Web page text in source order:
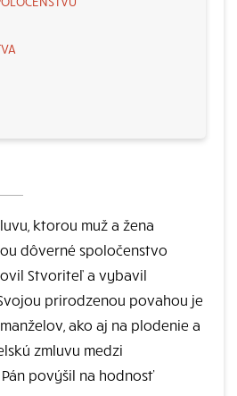
ktorou muž a žena
dôverné spoločenstvo
Stvoriteľ a vybavil
prirodzenou povahou je
ako aj na plodenie a
zmluvu medzi
povýšil na hodnosť